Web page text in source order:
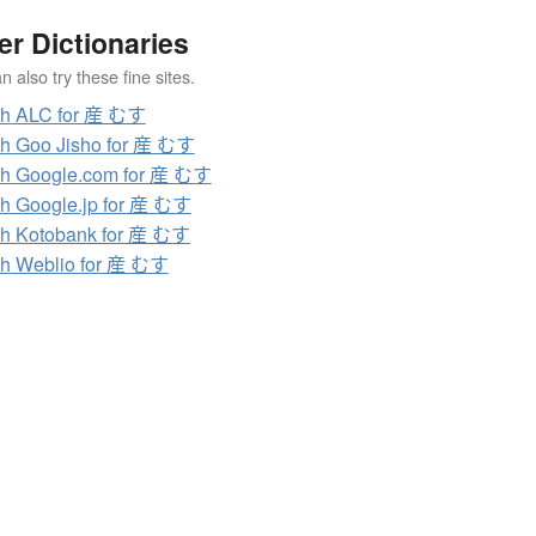
Dictionaries
also try these fine sites.
ALC for 産 むす
Goo Jisho for 産 むす
Google.com for 産 むす
Google.jp for 産 むす
Kotobank for 産 むす
Weblio for 産 むす